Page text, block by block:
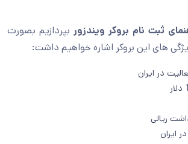
ثبت نام بروکر ویندزور بپردازیم بصورت
های این بروکر اشاره خواهیم داشت:
ریالی
ایران